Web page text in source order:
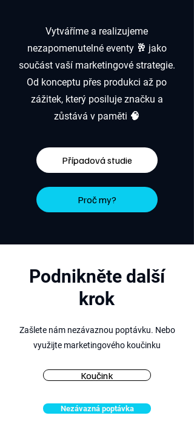
Vytváříme a realizujeme
nezapomenutelné eventy 🥂 jako
součást vaší marketingové strategie.
Od konceptu přes produkci až po
zážitek, který posiluje značku a
zůstává v paměti 🧠
Případová studie
Proč my?
Podnikněte další
krok
Zašlete nám nezávaznou poptávku. Nebo
využijte marketingového koučinku
Koučink
Nezávazná poptávka